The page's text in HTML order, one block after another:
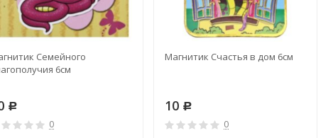
Семейного
6см
Р
0
Магнитик Счастья в дом 6см
10 Р
0